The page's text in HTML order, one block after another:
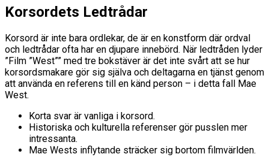
Korsordets Ledtrådar
Korsord är inte bara ordlekar, de är en konstform där ordval
och ledtrådar ofta har en djupare innebörd. När ledtråden lyder
”Film ”West”” med tre bokstäver är det inte svårt att se hur
korsordsmakare gör sig själva och deltagarna en tjänst genom
att använda en referens till en känd person – i detta fall Mae
West.
Korta svar är vanliga i korsord.
Historiska och kulturella referenser gör pusslen mer
intressanta.
Mae Wests inflytande sträcker sig bortom filmvärlden.